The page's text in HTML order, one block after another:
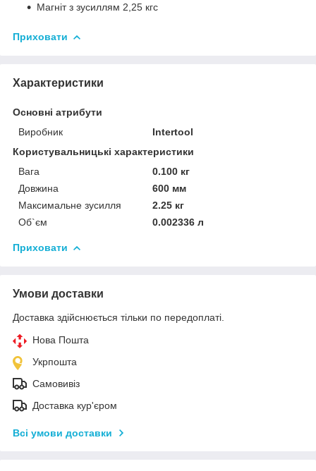
Магніт з зусиллям 2,25 кгс
Приховати
Характеристики
Основні атрибути
Виробник
Intertool
Користувальницькі характеристики
Вага
0.100 кг
Довжина
600 мм
Максимальне зусилля
2.25 кг
Об`єм
0.002336 л
Приховати
Умови доставки
Доставка здійснюється тільки по передоплаті.
Нова Пошта
Укрпошта
Самовивіз
Доставка кур'єром
Всі умови доставки